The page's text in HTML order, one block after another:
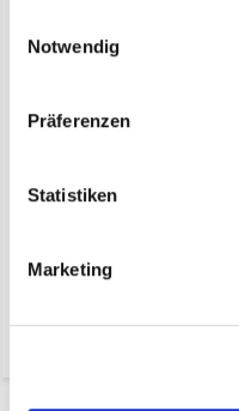
Notwendig
Präferenzen
Statistiken
Marketing
Flowpack Hert
* exkl. MwSt. zzgl.